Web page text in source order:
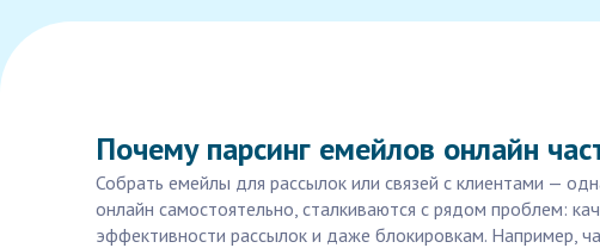
Почему парсинг емейлов онлайн
Собрать емейлы для рассылок или связей с клиентами —
онлайн самостоятельно, сталкиваются с рядом проблем:
эффективности рассылок и даже блокировкам. Например,